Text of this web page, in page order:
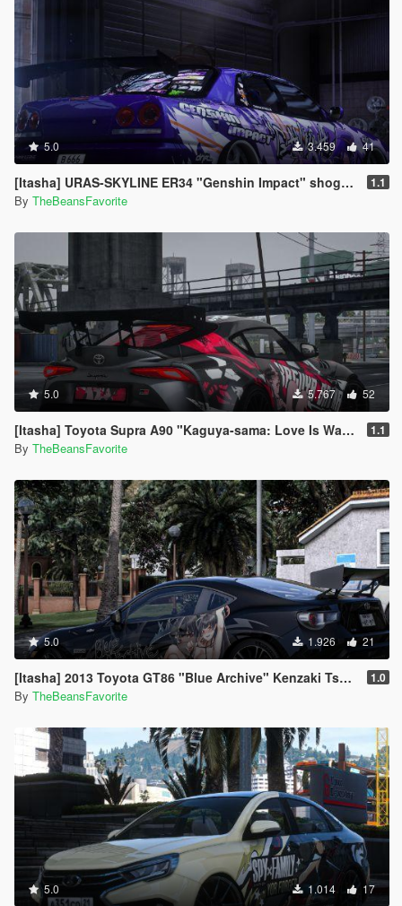
5.0 3.459 41
[Itasha] URAS-SKYLINE ER34 "Genshin Impact" shogun raiden paintjob 1.1
By TheBeansFavorite
5.0 5.767 52
[Itasha] Toyota Supra A90 "Kaguya-sama: Love Is War" Kaguya painjob 1.1
By TheBeansFavorite
5.0 1.926 21
[Itasha] 2013 Toyota GT86 "Blue Archive" Kenzaki Tsurugi paintjob 1.0
By TheBeansFavorite
5.0 1.014 17